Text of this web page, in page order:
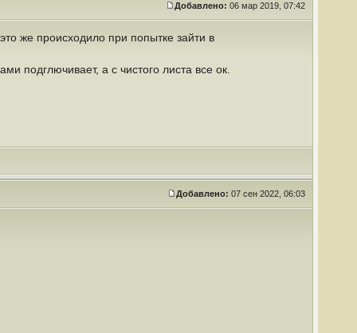
Добавлено: 06 мар 2019, 07:42
же происходило при попытке зайти в
подглючивает, а с чистого листа все ок.
Добавлено: 07 сен 2022, 06:03